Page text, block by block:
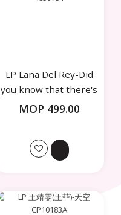
LP Lana Del Rey-Did
you know that there's
a tunnel under Ocean
MOP 499.00